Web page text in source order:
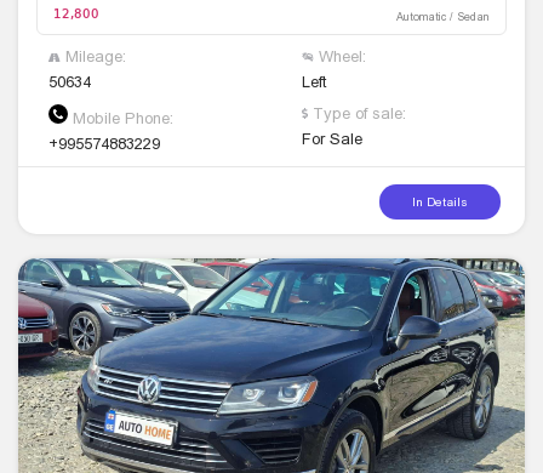
12,800 Automatic / Sedan
Mileage:
50634
Wheel:
Left
Mobile Phone:
+995574883229
Type of sale:
For Sale
In Details